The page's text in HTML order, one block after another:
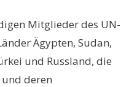
Mitglieder des UN-
Ägypten, Sudan,
und Russland, die
deren